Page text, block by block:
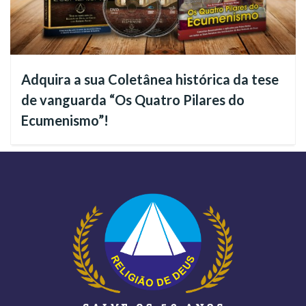
CDAve, Maria! — Um canto de Amor à Mãe
Divulgação
Uma homenagem a todas as mães, a obra reúne músicas
escritas por telespectadores que se inspiraram na
Espiritualidade Ecumênica para musicalizarem seus melhores
sentimentos em homenagem às Mães e, em especial, a Maria
Adquira a sua Coletânea histórica da tese
de vanguarda “Os Quatro Pilares do
Ecumenismo”!